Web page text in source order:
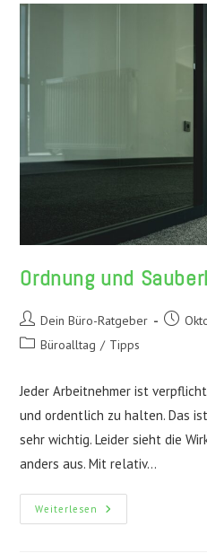
Die
Ordnung und
Beitrags-
Autor:
Dein Büro-Ratgeber
Beitrag
Beitrags-
Büroalltag / Tipps
Jeder Arbeitnehmer ist
und ordentlich zu halten. Das
sehr wichtig. Leider sieht die
anders aus. Mit relativ…
Weiterlesen Ordnung
Und